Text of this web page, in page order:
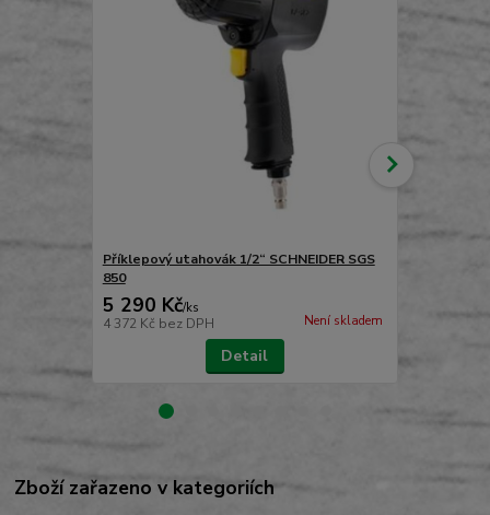
Příklepový utahovák 1/2“ SCHNEIDER SGS
850
5 290 Kč/ks
4 372 Kč bez DPH Není skladem
Detail
bez
Zboží zařazeno v kategoriích